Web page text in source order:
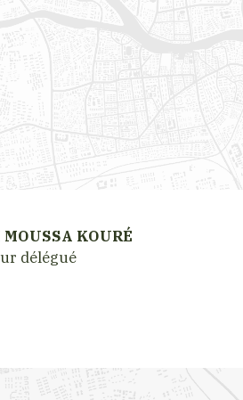
KOURÉ
délégué